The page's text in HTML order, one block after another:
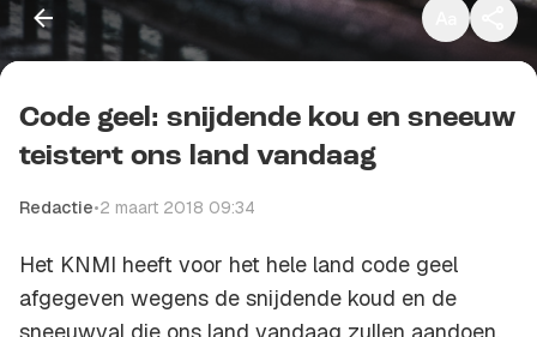
Kopieer link
Code geel: snijdende kou en sneeuw
teistert ons land vandaag
Redactie•2 maart 2018 09:34
Het KNMI heeft voor het hele land code geel
afgegeven wegens de snijdende koud en de